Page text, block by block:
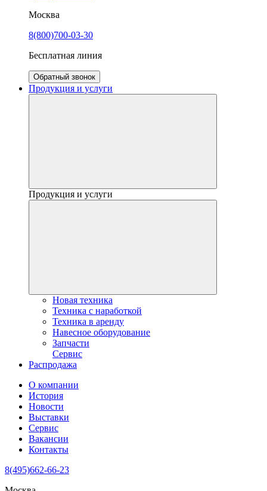
Москва
8(800)700-03-30
Бесплатная линия
Обратный звонок
Продукция и услуги
Продукция и услуги
Новая техника
Техника с наработкой
Техника в аренду
Навесное оборудование
Запчасти
Сервис
Распродажа
О компании
История
Новости
Выставки
Сервис
Вакансии
Контакты
8(495)662-66-23